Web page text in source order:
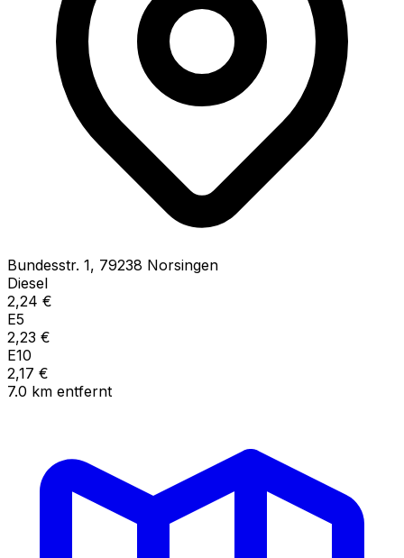
Bundesstr. 1, 79238 Norsingen
Diesel
2,24 €
E5
2,23 €
E10
2,17 €
7.0 km entfernt